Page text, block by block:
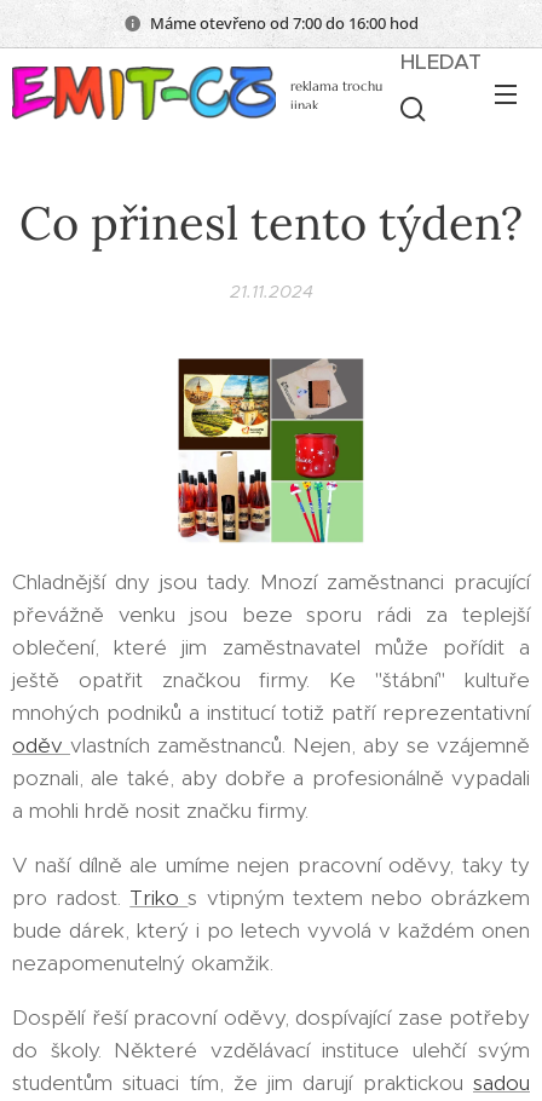
Máme otevřeno od 7:00 do 16:00 hod
reklama trochu
jinak
HLEDAT
Co přinesl tento týden?
21.11.2024
Chladnější dny jsou tady. Mnozí zaměstnanci pracující
převážně venku jsou beze sporu rádi za teplejší
oblečení, které jim zaměstnavatel může pořídit a
ještě opatřit značkou firmy. Ke "štábní" kultuře
mnohých podniků a institucí totiž patří reprezentativní
oděv vlastních zaměstnanců. Nejen, aby se vzájemně
poznali, ale také, aby dobře a profesionálně vypadali
a mohli hrdě nosit značku firmy.
V naší dílně ale umíme nejen pracovní oděvy, taky ty
pro radost. Trikos vtipným textem nebo obrázkem
bude dárek, který i po letech vyvolá v každém onen
nezapomenutelný okamžik.
Dospělí řeší pracovní oděvy, dospívající zase potřeby
do školy. Některé vzdělávací instituce ulehčí svým
studentům situaci tím, že jim darují praktickou sadou